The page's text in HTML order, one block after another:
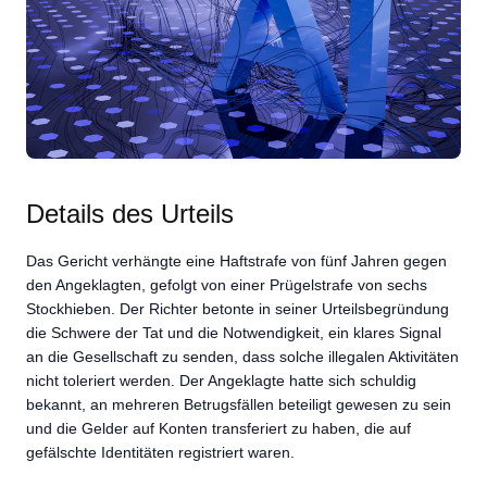
Details des Urteils
Das Gericht verhängte eine Haftstrafe von fünf Jahren gegen
den Angeklagten, gefolgt von einer Prügelstrafe von sechs
Stockhieben. Der Richter betonte in seiner Urteilsbegründung
die Schwere der Tat und die Notwendigkeit, ein klares Signal
an die Gesellschaft zu senden, dass solche illegalen Aktivitäten
nicht toleriert werden. Der Angeklagte hatte sich schuldig
bekannt, an mehreren Betrugsfällen beteiligt gewesen zu sein
und die Gelder auf Konten transferiert zu haben, die auf
gefälschte Identitäten registriert waren.